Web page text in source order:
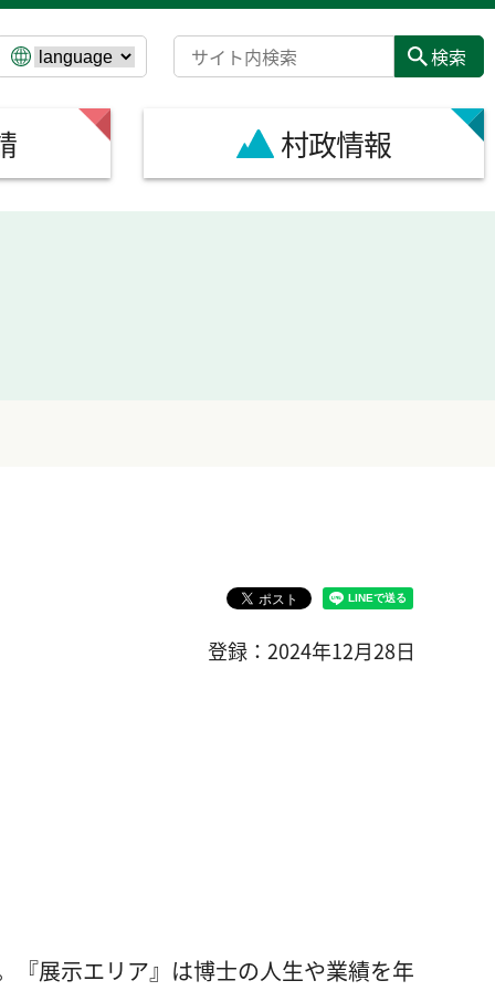
村政情報
登録：2024年12月28日
『展示エリア』は博士の人生や業績を年